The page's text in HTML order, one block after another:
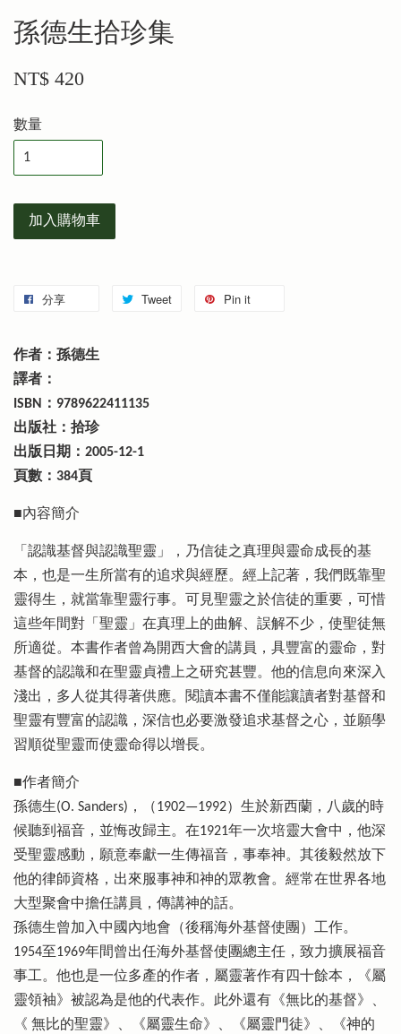
孫德生拾珍集
NT$ 420
數量
加入購物車
分享 Tweet Pin it
作者：孫德生
譯者：
ISBN：9789622411135
出版社：拾珍
出版日期：2005-12-1
頁數：384頁
■內容簡介
「認識基督與認識聖靈」，乃信徒之真理與靈命成長的基
本，也是一生所當有的追求與經歷。經上記著，我們既靠聖
靈得生，就當靠聖靈行事。可見聖靈之於信徒的重要，可惜
這些年間對「聖靈」在真理上的曲解、誤解不少，使聖徒無
所適從。本書作者曾為開西大會的講員，具豐富的靈命，對
基督的認識和在聖靈貞禮上之研究甚豐。他的信息向來深入
淺出，多人從其得著供應。閱讀本書不僅能讓讀者對基督和
聖靈有豐富的認識，深信也必要激發追求基督之心，並願學
習順從聖靈而使靈命得以增長。
■作者簡介
孫德生(O. Sanders)，（1902—1992）生於新西蘭，八歲的時
候聽到福音，並悔改歸主。在1921年一次培靈大會中，他深
受聖靈感動，願意奉獻一生傳福音，事奉神。其後毅然放下
他的律師資格，出來服事神和神的眾教會。經常在世界各地
大型聚會中擔任講員，傳講神的話。
孫德生曾加入中國內地會（後稱海外基督使團）工作。
1954至1969年間曾出任海外基督使團總主任，致力擴展福音
事工。他也是一位多產的作者，屬靈著作有四十餘本，《屬
靈領袖》被認為是他的代表作。此外還有《無比的基督》、
《 無比的聖靈》、《屬靈生命》、《屬靈門徒》、《神的